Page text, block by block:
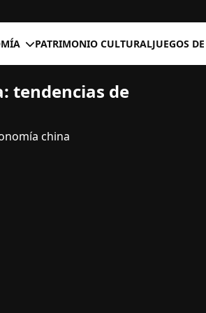
PATRIMONIO CULTURALJUEGOS
tendencias de
china